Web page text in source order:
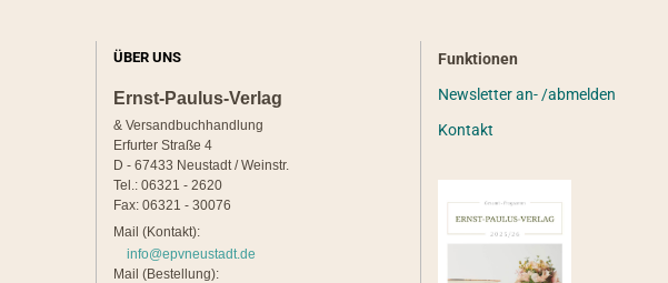
ÜBER UNS
Ernst-Paulus-Verlag
& Versandbuchhandlung
Erfurter Straße 4
D - 67433 Neustadt / Weinstr.
Tel.: 06321 - 2620
Fax: 06321 - 30076
Mail (Kontakt):
info@epvneustadt.de
Mail (Bestellung):
Funktionen
Newsletter an- /abmelden
Kontakt